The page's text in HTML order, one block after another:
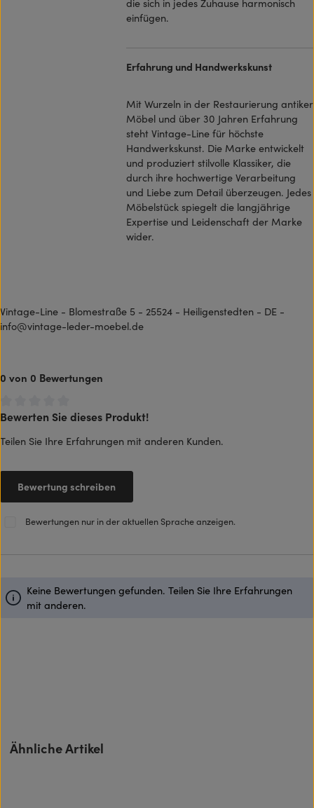
die sich in jedes Zuhause harmonisch
einfügen.
Erfahrung und Handwerkskunst
Mit Wurzeln in der Restaurierung antiker
Möbel und über 30 Jahren Erfahrung
steht Vintage-Line für höchste
Handwerkskunst. Die Marke entwickelt
und produziert stilvolle Klassiker, die
durch ihre hochwertige Verarbeitung
und Liebe zum Detail überzeugen. Jedes
Möbelstück spiegelt die langjährige
Expertise und Leidenschaft der Marke
wider.
Vintage-Line - Blomestraße 5 - 25524 - Heiligenstedten - DE -
info@vintage-leder-moebel.de
0 von 0 Bewertungen
Durchschnittliche Bewertung von 0 von 5 Sternen
Bewerten Sie dieses Produkt!
Teilen Sie Ihre Erfahrungen mit anderen Kunden.
Bewertung schreiben
Bewertungen nur in der aktuellen Sprache anzeigen.
Keine Bewertungen gefunden. Teilen Sie Ihre Erfahrungen
mit anderen.
Produktgalerie überspringen
Ähnliche Artikel